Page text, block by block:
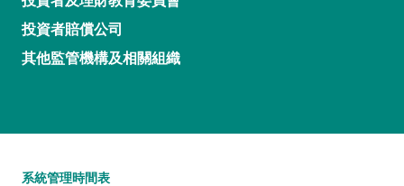
投資者賠償公司
其他監管機構及相關組織
系統管理時間表